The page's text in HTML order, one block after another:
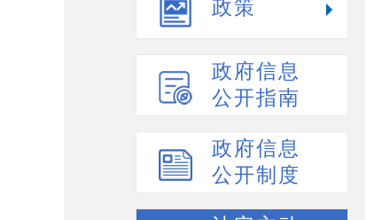
政策
政府信息
公开指南
政府信息
公开制度